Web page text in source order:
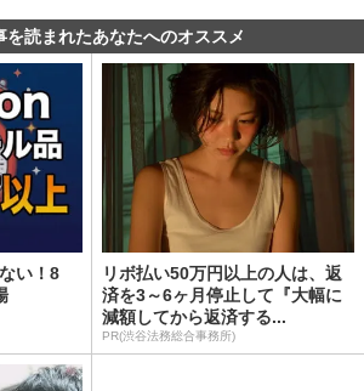
を読まれたあなたへのオススメ
い！8
リボ払い50万円以上の人は、返
済を3～6ヶ月停止して『大幅に
減額してから返済する...
PR(渋谷法務総合事務所)